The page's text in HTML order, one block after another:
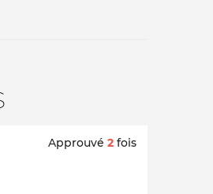
Approuvé 2 fois